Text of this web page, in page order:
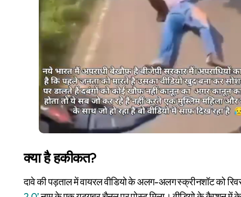
क्या है हकीकत?
दावे की पड़ताल में वायरल वीडियो के अलग-अलग स्क्रीनशॉट को